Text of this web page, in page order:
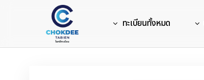
content
ทะเบียนทั้งหมด